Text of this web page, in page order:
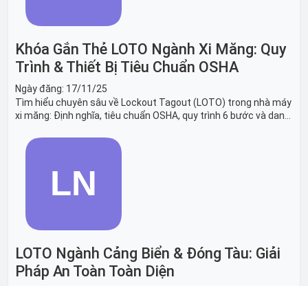
Khóa Gắn Thẻ LOTO Ngành Xi Măng: Quy
Trình & Thiết Bị Tiêu Chuẩn OSHA
Ngày đăng: 17/11/25
Tìm hiểu chuyên sâu về Lockout Tagout (LOTO) trong nhà máy
xi măng: Định nghĩa, tiêu chuẩn OSHA, quy trình 6 bước và danh
nghiền an toàn.
LOTO Ngành Cảng Biển & Đóng Tàu: Giải
Pháp An Toàn Toàn Diện